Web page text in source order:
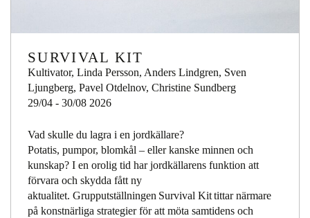
SURVIVAL KIT
Kultivator, Linda Persson, Anders Lindgren, Sven
Ljungberg, Pavel Otdelnov, Christine Sundberg
29/04 - 30/08 2026
Vad skulle du lagra i en jordkällare?
Potatis, pumpor, blomkål – eller kanske minnen och
kunskap? I en orolig tid har jordkällarens funktion att
förvara och skydda fått ny
aktualitet. Grupputställningen Survival Kit tittar närmare
på konstnärliga strategier för att möta samtidens och